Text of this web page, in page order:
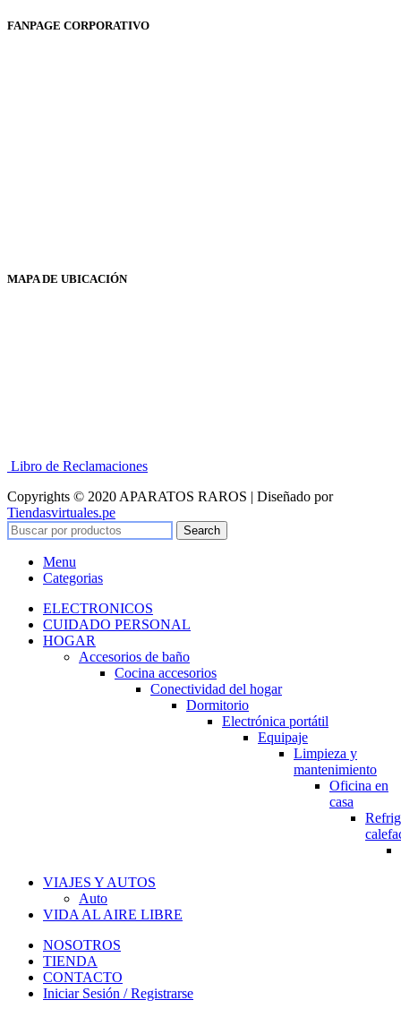
FANPAGE CORPORATIVO
MAPA DE UBICACIÓN
Libro de Reclamaciones
Copyrights © 2020 APARATOS RAROS | Diseñado por
Tiendasvirtuales.pe
Search
Menu
Categorias
ELECTRONICOS
CUIDADO PERSONAL
HOGAR
Accesorios de baño
Cocina accesorios
Conectividad del hogar
Dormitorio
Electrónica portátil
Equipaje
Limpieza y
mantenimiento
Oficina en
casa
VIAJES Y AUTOS
Auto
VIDA AL AIRE LIBRE
NOSOTROS
TIENDA
CONTACTO
Iniciar Sesión / Registrarse